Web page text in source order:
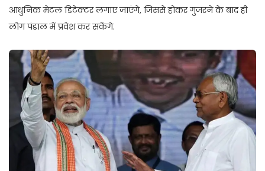
आधुनिक मेटल डिटेक्टर लगाए जाएंगे, जिससे होकर गुजरने के बाद ही
लोग पंडाल में प्रवेश कर सकेंगे.